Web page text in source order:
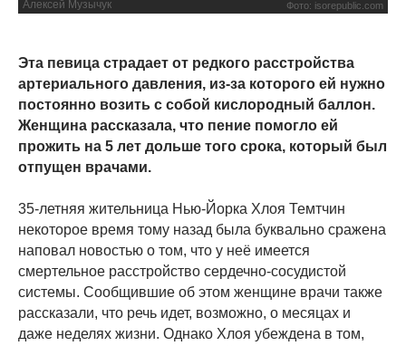
Алексей Музычук Фото: isorepublic.com
Эта певица страдает от редкого расстройства
артериального давления, из-за которого ей нужно
постоянно возить с собой кислородный баллон.
Женщина рассказала, что пение помогло ей
прожить на 5 лет дольше того срока, который был
отпущен врачами.
35-летняя жительница Нью-Йорка Хлоя Темтчин
некоторое время тому назад была буквально сражена
наповал новостью о том, что у неё имеется
смертельное расстройство сердечно-сосудистой
системы. Сообщившие об этом женщине врачи также
рассказали, что речь идет, возможно, о месяцах и
даже неделях жизни. Однако Хлоя убеждена в том,